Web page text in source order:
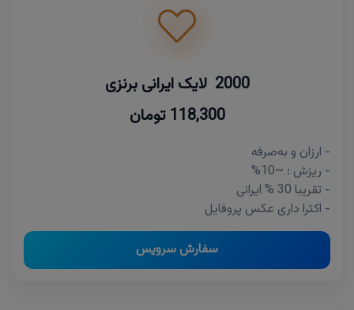
2000 لایک ایرانی برنزی
118,300 تومان
- ارزان و به‌صرفه
- ریزش : ~10%
- تقریبا 30 % ایرانی
- اکثرا داری عکس پروفایل
سفارش سرویس